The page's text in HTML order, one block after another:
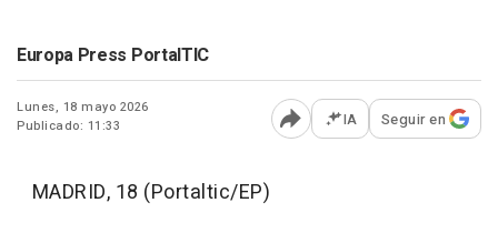
Europa Press PortalTIC
Lunes, 18 mayo 2026
Publicado: 11:33
Abrir opciones para
IA Seguir en
MADRID, 18 (Portaltic/EP)